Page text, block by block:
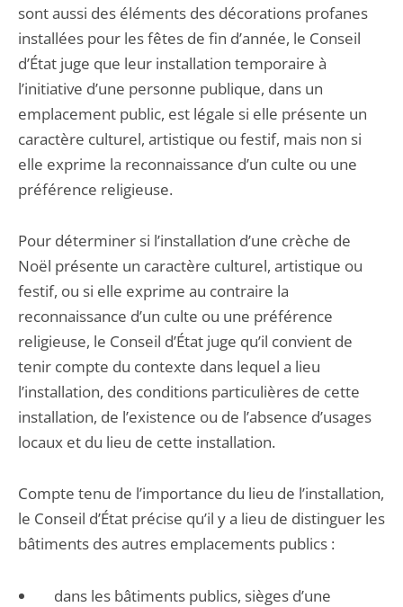
sont aussi des éléments des décorations profanes
installées pour les fêtes de fin d’année, le Conseil
d’État juge que leur installation temporaire à
l’initiative d’une personne publique, dans un
emplacement public, est légale si elle présente un
caractère culturel, artistique ou festif, mais non si
elle exprime la reconnaissance d’un culte ou une
préférence religieuse.
Pour déterminer si l’installation d’une crèche de
Noël présente un caractère culturel, artistique ou
festif, ou si elle exprime au contraire la
reconnaissance d’un culte ou une préférence
religieuse, le Conseil d’État juge qu’il convient de
tenir compte du contexte dans lequel a lieu
l’installation, des conditions particulières de cette
installation, de l’existence ou de l’absence d’usages
locaux et du lieu de cette installation.
Compte tenu de l’importance du lieu de l’installation,
le Conseil d’État précise qu’il y a lieu de distinguer les
bâtiments des autres emplacements publics :
dans les bâtiments publics, sièges d’une